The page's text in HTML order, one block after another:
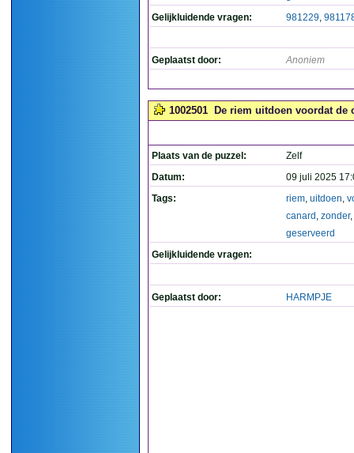
Gelijkluidende vragen:
981229,
Geplaatst door: Anoniem
1002501 De riem uitdoen voordat de
Plaats van de puzzel:
Zelf
Datum:
09 juli 2025
Tags:
riem, uitdoen,
canard , zonder,
geserveerd
Gelijkluidende vragen:
Geplaatst door: HARMPJE